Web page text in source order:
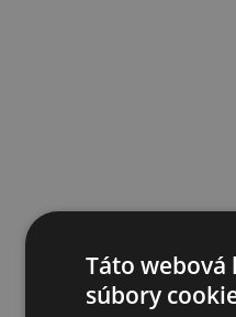
Táto
súbory